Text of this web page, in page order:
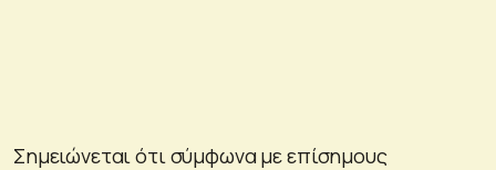
Σημειώνεται ότι σύμφωνα με επίσημους